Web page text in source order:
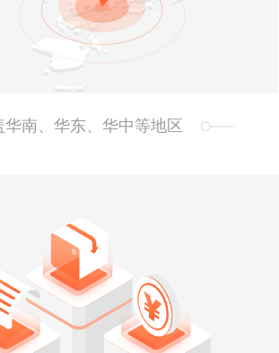
华南、华东、华中等地区